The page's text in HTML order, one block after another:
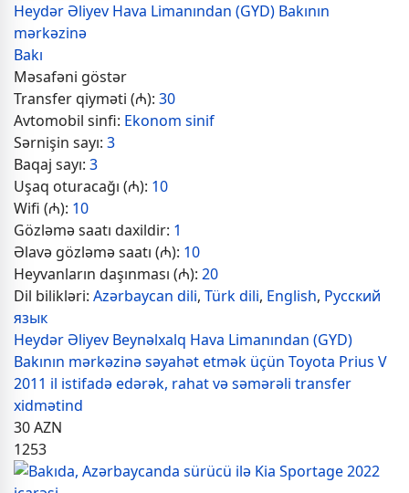
Heydər Əliyev Hava Limanından (GYD) Bakının
mərkəzinə
Bakı
Məsafəni göstər
Transfer qiyməti (₼): 30
Avtomobil sinfi: Ekonom sinif
Sərnişin sayı: 3
Baqaj sayı: 3
Uşaq oturacağı (₼): 10
Wifi (₼): 10
Gözləmə saatı daxildir: 1
Əlavə gözləmə saatı (₼): 10
Heyvanların daşınması (₼): 20
Dil bilikləri: Azərbaycan dili, Türk dili, English, Русский
язык
Heydər Əliyev Beynəlxalq Hava Limanından (GYD)
Bakının mərkəzinə səyahət etmək üçün Toyota Prius V
2011 il istifadə edərək, rahat və səmərəli transfer
xidmətind
30AZN
1253